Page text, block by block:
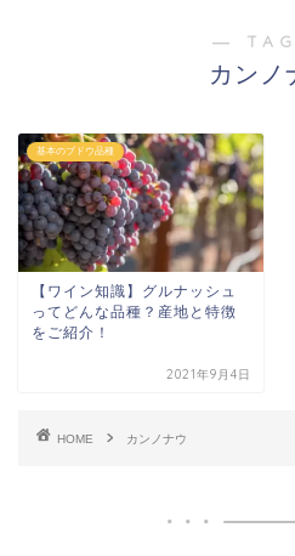
―
カンノ
基本のブドウ品種
【ワイン知識】グルナッシュ
ってどんな品種？産地と特徴
をご紹介！
2021年9月4日
HOME カンノナウ